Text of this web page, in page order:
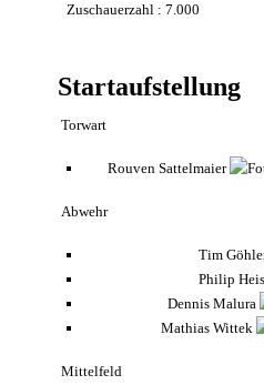
Zuschauerzahl : 7.000
Startaufstellung
Torwart
Rouven Sattelmaier
Abwehr
Tim
Philip
Dennis Malura
Mathias Wittek
Mittelfeld